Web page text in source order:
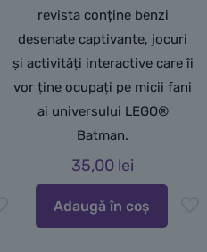
revista conține benzi
desenate captivante, jocuri
și activități interactive care îi
vor ține ocupați pe micii fani
ai universului LEGO®
Batman.
35,00 lei
Adaugă în coș